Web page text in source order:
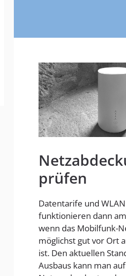
prüfen
Datentarife und
funktionieren dann
wenn das Mobilfunk-
möglichst gut vor Ort
ist. Den aktuellen
Ausbaus kann man